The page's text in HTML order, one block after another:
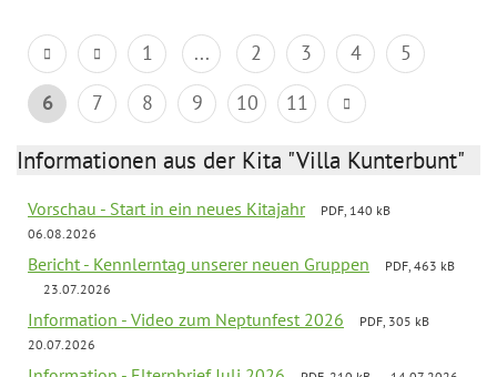
1 ... 2 3 4
5
6
7 8 9 10 11
Informationen aus der Kita "Villa Kunterbunt"
Vorschau - Start in ein neues Kitajahr
PDF, 140 kB
06.08.2026
Bericht - Kennlerntag unserer neuen Gruppen
PDF, 463 kB
23.07.2026
Information - Video zum Neptunfest 2026
PDF, 305 kB
20.07.2026